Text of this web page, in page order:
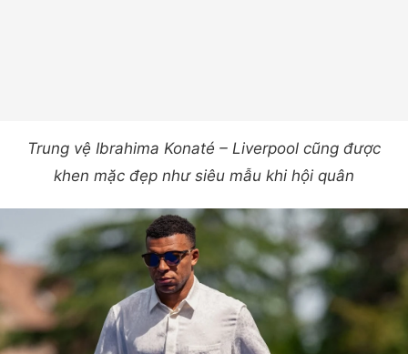
Trung vệ Ibrahima Konaté – Liverpool cũng được
khen mặc đẹp như siêu mẫu khi hội quân